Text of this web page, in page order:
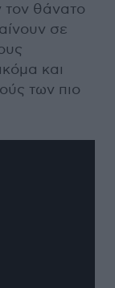
τον θάνατο
σε
και
των πιο